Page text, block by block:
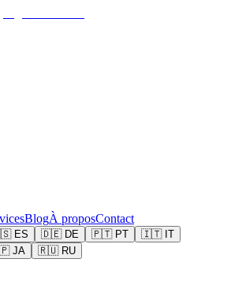
BlogÀ proposContact
ES 🇩🇪 DE 🇵🇹 PT 🇮🇹 IT
JA 🇷🇺 RU